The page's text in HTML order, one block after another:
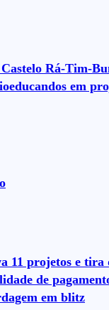
Rá-Tim-
em
11 projetos e
de
em blitz